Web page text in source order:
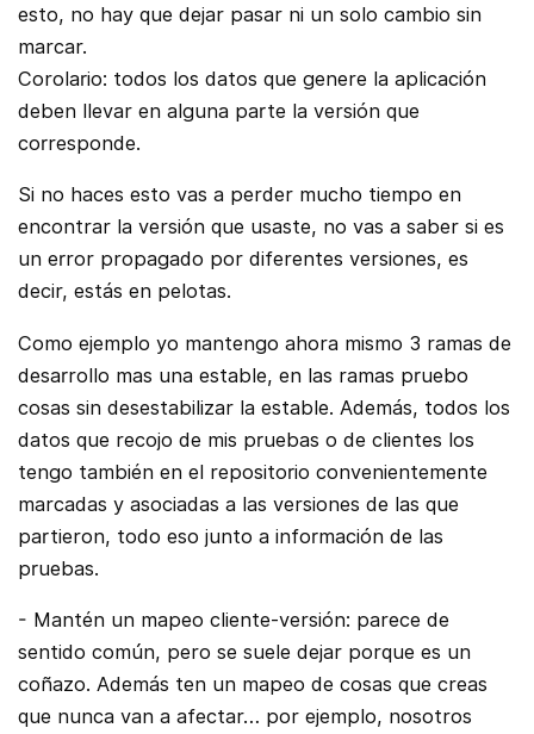
esto, no hay que dejar pasar ni un solo cambio sin
marcar.
Corolario: todos los datos que genere la aplicación
deben llevar en alguna parte la versión que
corresponde.
Si no haces esto vas a perder mucho tiempo en
encontrar la versión que usaste, no vas a saber si es
un error propagado por diferentes versiones, es
decir, estás en pelotas.
Como ejemplo yo mantengo ahora mismo 3 ramas de
desarrollo mas una estable, en las ramas pruebo
cosas sin desestabilizar la estable. Además, todos los
datos que recojo de mis pruebas o de clientes los
tengo también en el repositorio convenientemente
marcadas y asociadas a las versiones de las que
partieron, todo eso junto a información de las
pruebas.
- Mantén un mapeo cliente-versión: parece de
sentido común, pero se suele dejar porque es un
coñazo. Además ten un mapeo de cosas que creas
que nunca van a afectar… por ejemplo, nosotros